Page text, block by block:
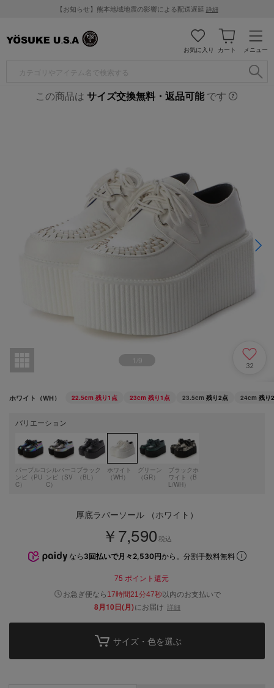
【お知らせ】熊本地域地震の影響による配送遅延 詳細
メニュー
カート
お気に入り
この商品は サイズ交換無料・返品可能です
1 9
32
ホワイト（WH） 22.5cm 残り1点 23cm 残り1点 23.5cm 残り2点 24cm 残り
バリエーション
パープルコ
ンビ（PU
C）
シルバーコ
ンビ（SV
C）
ブラック
（BL）
ホワイト
（WH）
グリーン
（GR）
ブラックホ
ワイト（B
L/WH）
厚底ラバーソール （ホワイト）
￥7,590 税込
なら 3回払いで月々2,530円から。分割手数料無料
75 ポイント還元
お急ぎ便なら 17時間21分46秒以内のお支払いで
8月10日(月)にお届け 詳細
サイズ・色を選ぶ